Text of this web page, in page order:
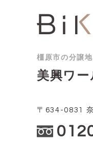
橿原市の分譲
美興ワ
〒634-0831